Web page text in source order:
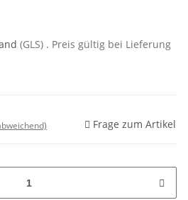
(GLS) . Preis gültig bei Lieferung
Frage zum Artikel